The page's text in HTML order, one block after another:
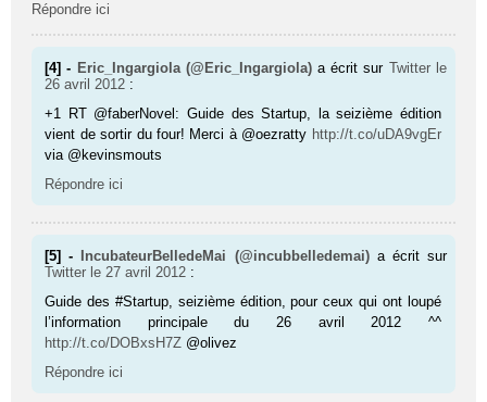
Répondre ici
[4] - Eric_Ingargiola (@Eric_Ingargiola) a écrit sur Twitter le
26 avril 2012 :
+1 RT @faberNovel: Guide des Startup, la seizième édition
vient de sortir du four! Merci à @oezratty http://t.co/uDA9vgEr
via @kevinsmouts
Répondre ici
[5] - IncubateurBelledeMai (@incubbelledemai) a écrit sur
Twitter le 27 avril 2012 :
Guide des #Startup, seizième édition, pour ceux qui ont loupé
l’information principale du 26 avril 2012 ^^
http://t.co/DOBxsH7Z @olivez
Répondre ici